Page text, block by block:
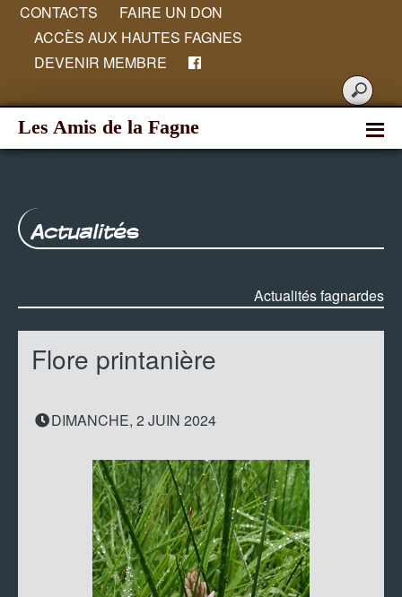
CONTACTS
FAIRE UN DON
ACCÈS AUX HAUTES FAGNES
DEVENIR MEMBRE
Les Amis de la Fagne
Actualités
Actualités fagnardes
Flore printanière
DIMANCHE, 2 JUIN 2024